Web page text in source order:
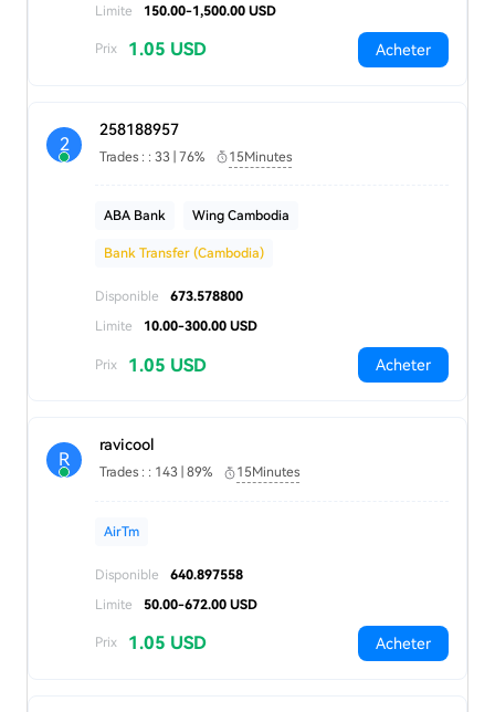
Limite
150.00-1,500.00 USD
Prix 1.05 USD Acheter
2
258188957
Trades : : 33 | 76% 15Minutes
ABA Bank Wing Cambodia
Bank Transfer (Cambodia)
Disponible
673.578800
Limite
10.00-300.00 USD
Prix 1.05 USD Acheter
R
ravicool
Trades : : 143 | 89% 15Minutes
AirTm
Disponible
640.897558
Limite
50.00-672.00 USD
Prix 1.05 USD Acheter